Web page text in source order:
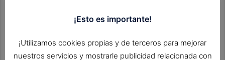
¡Esto es importante!
¡Utilizamos cookies propias y de terceros para mejorar
nuestros servicios y mostrarle publicidad relacionada con